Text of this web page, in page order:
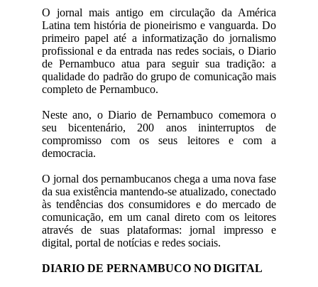
O jornal mais antigo em circulação da América
Latina tem história de pioneirismo e vanguarda. Do
primeiro papel até a informatização do jornalismo
profissional e da entrada nas redes sociais, o Diario
de Pernambuco atua para seguir sua tradição: a
qualidade do padrão do grupo de comunicação mais
completo de Pernambuco.
Neste ano, o Diario de Pernambuco comemora o
seu bicentenário, 200 anos ininterruptos de
compromisso com os seus leitores e com a
democracia.
O jornal dos pernambucanos chega a uma nova fase
da sua existência mantendo-se atualizado, conectado
às tendências dos consumidores e do mercado de
comunicação, em um canal direto com os leitores
através de suas plataformas: jornal impresso e
digital, portal de notícias e redes sociais.
DIARIO DE PERNAMBUCO NO DIGITAL